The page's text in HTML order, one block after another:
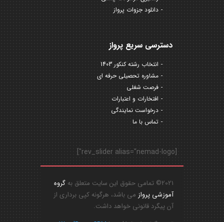
دانلود جزوات پرواز
دسترسی سریع پرواز
انتخاب رشته کنکور 1403
مشاوره تحصیلی حرفه ای
فرصت شغلی
افتخارات و اعتبارات
درخواست نمایندگی
تماس با ما
[rev_slider alias="nemad-logo"]
2021© تمامی حقوق این سایت متعلق به
گروه
آموزشی پرواز می باشد، هرگونه کپی برداری از
آن پیگرد قانونی خواهد داشت.